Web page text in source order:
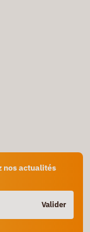
nos actualités
Valider